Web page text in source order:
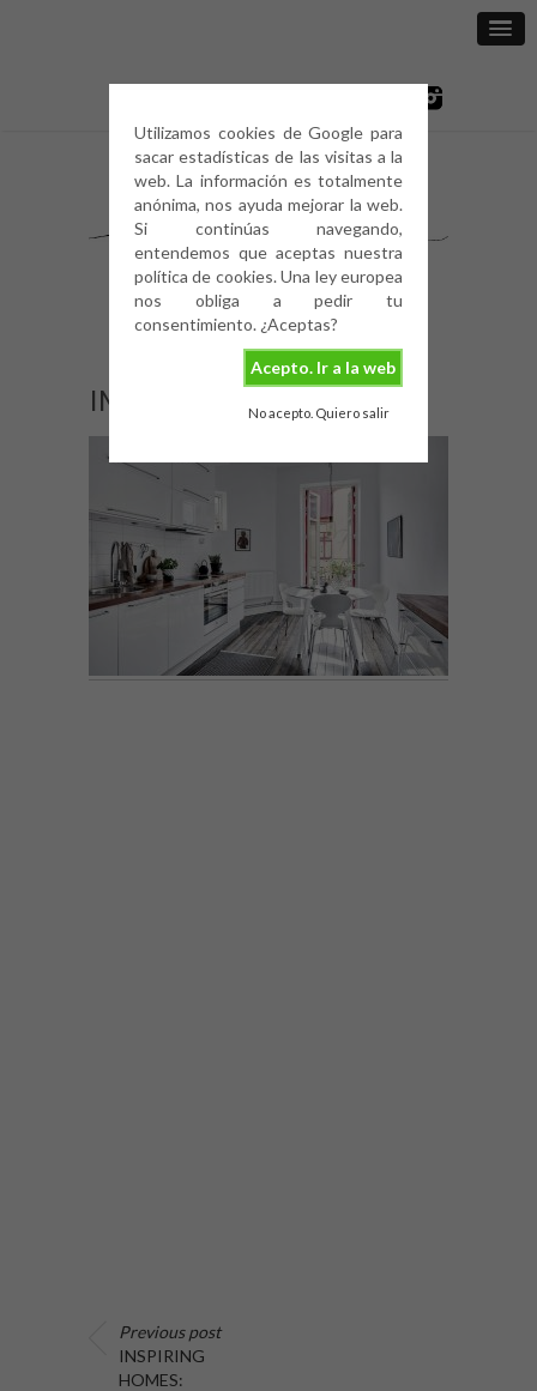
Utilizamos cookies de Google para
sacar estadísticas de las visitas a la
web. La información es totalmente
anónima, nos ayuda mejorar la web.
Si continúas navegando,
entendemos que aceptas nuestra
política de cookies. Una ley europea
nos obliga a pedir tu
consentimiento. ¿Aceptas?
Acepto. Ir a la web
No acepto. Quiero salir
IMG_2015
Previous post
INSPIRING
HOMES: